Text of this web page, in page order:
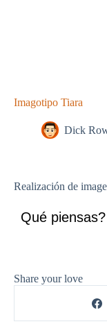
Imagotipo Tiara
Dick
Realización de
Qué piensas?
Share your love